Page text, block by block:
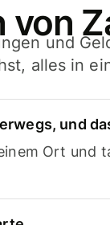
von
und
alles in
und
Ort und